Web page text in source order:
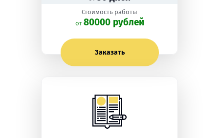
Стоимость работы
oт 80000 рублей
Заказать